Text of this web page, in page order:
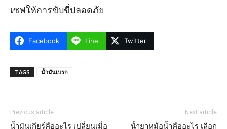
เซฟให้การขับขี่ปลอดภัย
Facebook Line Twitter
TAGS น้ำมันเบรก
Previous article
น้ำมันเกียร์คืออะไร เปลี่ยนเมื่อ
Next article
น้ำยาหม้อน้ำคืออะไร เลือก